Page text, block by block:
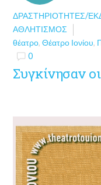
ΔΡΑΣΤΗΡΙΌΤΗΤΕΣ/
ΑΘΛΗΤΙΣΜΌΣ
θέατρο,Θέατρο Ιονίου,
0
Συγκίνησαν